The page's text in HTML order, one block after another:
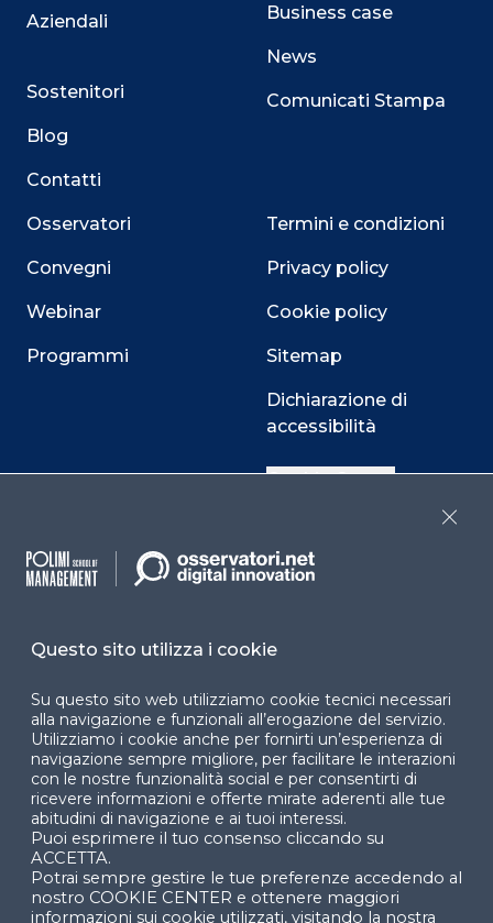
Aziendali
Sostenitori
Blog
Contatti
Osservatori
Convegni
Webinar
Programmi
Business case
News
Comunicati Stampa
Termini e condizioni
Privacy policy
Cookie policy
Sitemap
Dichiarazione di
accessibilità
Cookie Center
Facebook LinkedIn
© 2024 Copyright © Politecnico di Milano Dipartimento
di Ingegneria Gestionale
Questo sito utilizza i cookie
Su questo sito web utilizziamo cookie tecnici necessari
alla navigazione e funzionali all’erogazione del servizio.
Utilizziamo i cookie anche per fornirti un’esperienza di
navigazione sempre migliore, per facilitare le interazioni
con le nostre funzionalità social e per consentirti di
ricevere informazioni e offerte mirate aderenti alle tue
abitudini di navigazione e ai tuoi interessi.
Puoi esprimere il tuo consenso cliccando su
ACCETTA.
Potrai sempre gestire le tue preferenze accedendo al
nostro COOKIE CENTER e ottenere maggiori
informazioni sui cookie utilizzati, visitando la nostra